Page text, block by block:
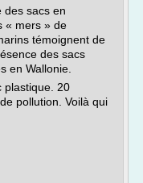
des sacs en
« mers » de
témoignent de
des sacs
en Wallonie.
plastique. 20
pollution. Voilà qui